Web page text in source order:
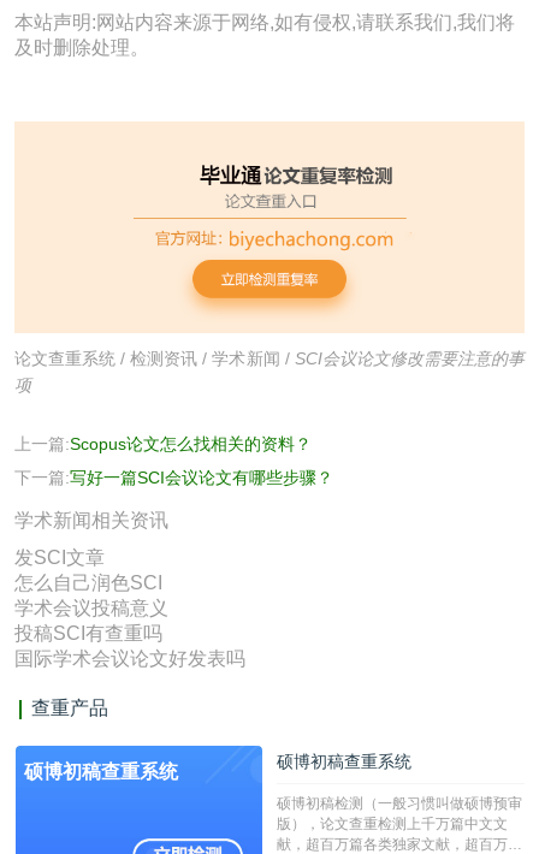
本站声明:网站内容来源于网络,如有侵权,请联系我们,我们将
及时删除处理。
论文查重系统 /检测资讯 /学术新闻 / SCI会议论文修改需要注意的事
项
上一篇:Scopus论文怎么找相关的资料？
下一篇:写好一篇SCI会议论文有哪些步骤？
学术新闻相关资讯
发SCI文章
怎么自己润色SCI
学术会议投稿意义
投稿SCI有查重吗
国际学术会议论文好发表吗
查重产品
硕博初稿查重系统 硕博初稿查重系统
硕博初稿检测（一般习惯叫做硕博预审
版），论文查重检测上千万篇中文文
献，超百万篇各类独家文献，超百万港